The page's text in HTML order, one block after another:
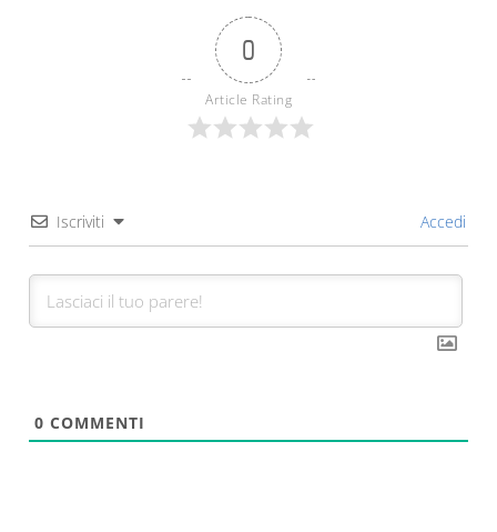
0
Article Rating
Iscriviti Accedi
0 COMMENTI